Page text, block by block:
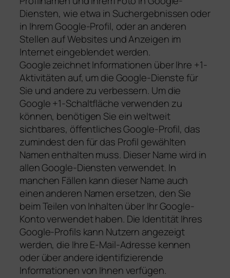
Diensten, wie etwa in Suchergebnissen oder
in Ihrem Google-Profil, oder an anderen
Stellen auf Websites und Anzeigen im
Internet eingeblendet werden.
Google zeichnet Informationen über Ihre +1-
Aktivitäten auf, um die Google-Dienste für
Sie und andere zu verbessern. Um die
Google +1-Schaltfläche verwenden zu
können, benötigen Sie ein weltweit
sichtbares, öffentliches Google-Profil, das
zumindest den für das Profil gewählten
Namen enthalten muss. Dieser Name wird in
allen Google-Diensten verwendet. In
manchen Fällen kann dieser Name auch
einen anderen Namen ersetzen, den Sie
beim Teilen von Inhalten über Ihr Google-
Konto verwendet haben. Die Identität Ihres
Google-Profils kann Nutzern angezeigt
werden, die Ihre E-Mail-Adresse kennen
oder über andere identifizierende
Informationen von Ihnen verfügen.